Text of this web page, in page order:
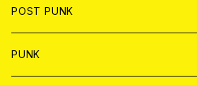
DIGITAL CONTENTS
ANALOG
JAPAN
CD
WORLD
POST PUNK
CD
PUNK